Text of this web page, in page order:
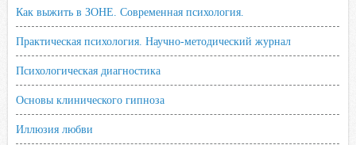
Как выжить в ЗОНЕ. Современная психология.
Практическая психология. Научно-методический журнал
Психологическая диагностика
Основы клинического гипноза
Иллюзия любви